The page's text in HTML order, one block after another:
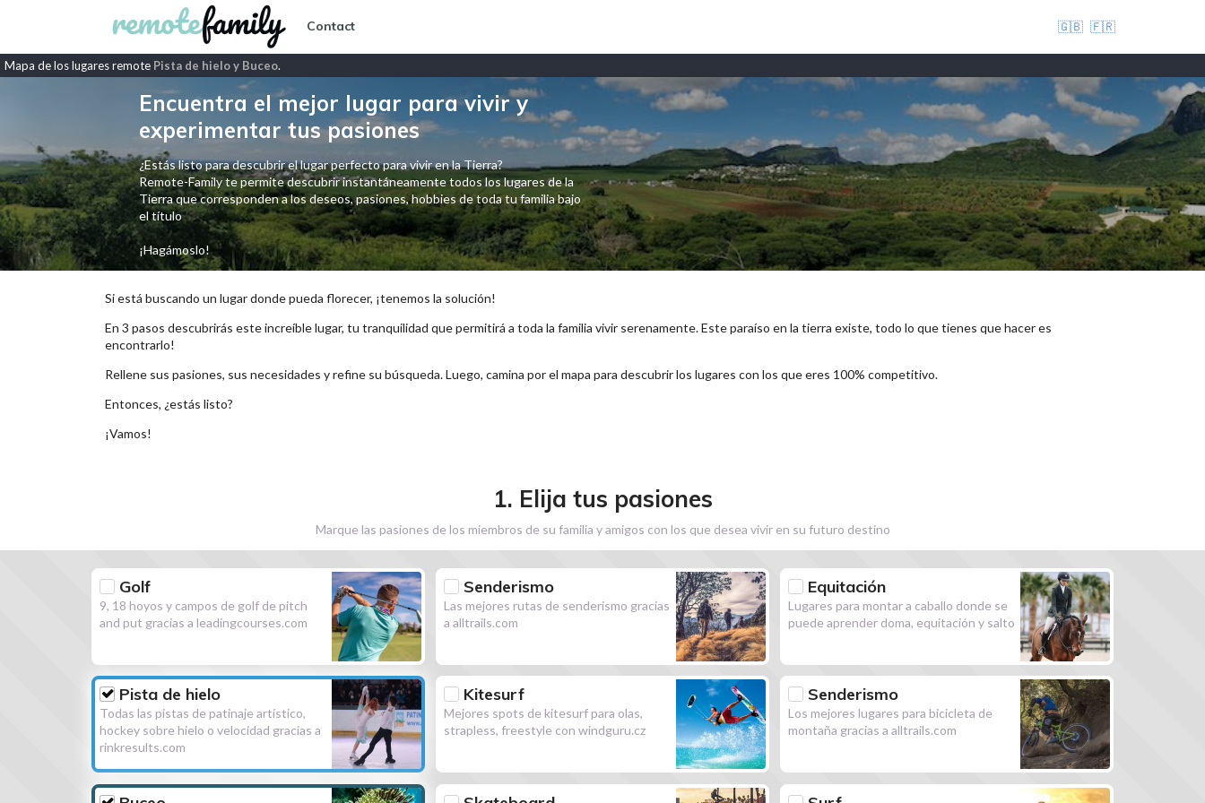
Contact 🇬🇧 🇫🇷
Mapa de los lugares remote Pista de hielo y Buceo.
Encuentra el mejor lugar para vivir y
experimentar tus pasiones
¿Estás listo para descubrir el lugar perfecto para vivir en la Tierra?
Remote-Family te permite descubrir instantáneamente todos los lugares de la
Tierra que corresponden a los deseos, pasiones, hobbies de toda tu familia bajo
el título
¡Hagámoslo!
Si está buscando un lugar donde pueda florecer, ¡tenemos la solución!
En 3 pasos descubrirás este increíble lugar, tu tranquilidad que permitirá a toda la familia vivir serenamente. Este paraíso en la tierra existe, todo lo que tienes que hacer es
encontrarlo!
Rellene sus pasiones, sus necesidades y refine su búsqueda. Luego, camina por el mapa para descubrir los lugares con los que eres 100% competitivo.
Entonces, ¿estás listo?
¡Vamos!
1. Elija tus pasiones
Marque las pasiones de los miembros de su familia y amigos con los que desea vivir en su futuro destino
Golf
9, 18 hoyos y campos de golf de pitch
and put gracias a leadingcourses.com
Senderismo
Las mejores rutas de senderismo gracias
a alltrails.com
Equitación
Lugares para montar a caballo donde se
puede aprender doma, equitación y salto
Pista de hielo
Todas las pistas de patinaje artístico,
hockey sobre hielo o velocidad gracias a
rinkresults.com
Kitesurf
Mejores spots de kitesurf para olas,
strapless, freestyle con windguru.cz
Senderismo
Los mejores lugares para bicicleta de
montaña gracias a alltrails.com